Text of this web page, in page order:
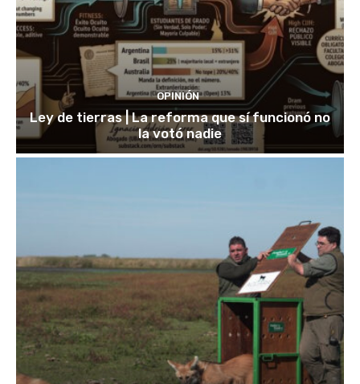
OPINIÓN
Ley de tierras | La reforma que sí funcionó no
la votó nadie